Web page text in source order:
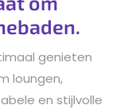
genieten
loungen,
en stijlvolle